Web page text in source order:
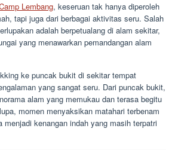
Lembang, keseruan tak hanya diperoleh
tapi juga dari berbagai aktivitas seru. Salah
adalah berpetualang di alam sekitar,
yang menawarkan pemandangan alam
ke puncak bukit di sekitar tempat
yang sangat seru. Dari puncak bukit,
alam yang memukau dan terasa begitu
momen menyaksikan matahari terbenam
menjadi kenangan indah yang masih terpatri